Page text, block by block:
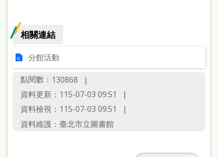
相關連結
分館活動
點閱數： 130868
資料更新：115-07-03 09:51
資料檢視：115-07-03 09:51
資料維護：臺北市立圖書館